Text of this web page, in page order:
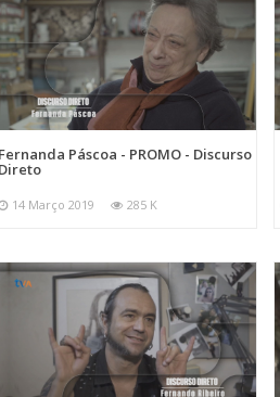
Fernanda Páscoa - PROMO - Discurso
Direto
14 Março 2019 285 K